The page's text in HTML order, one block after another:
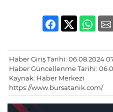
Haber Giriş Tarihi: 06.08.2024
Haber Güncellenme Tarihi:
Kaynak: Haber Merkezi
https://www.bursatanik.com/